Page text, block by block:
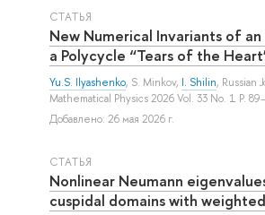
СТАТЬЯ
New Numerical Invariants of
a Polycycle “Tears of the
Yu.S. Ilyashenko, S. Minkov, I. Shilin, Russian
Mathematical Physics 2026 Vol. 33 No. 1 P.
Добавлено: 26 мая 2026 г.
СТАТЬЯ
Nonlinear Neumann
cuspidal domains with